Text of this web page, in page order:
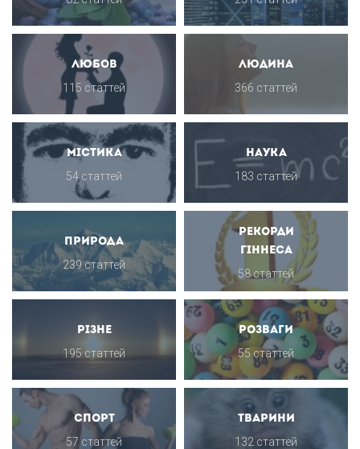
Любов
115 статтей
Людина
366 статтей
Містика
54 статтей
Наука
183 статтей
Природа
239 статтей
Рекорди
Гіннеса
58 статтей
Різне
195 статтей
Розваги
55 статтей
Спорт
57 статтей
Тварини
132 статтей